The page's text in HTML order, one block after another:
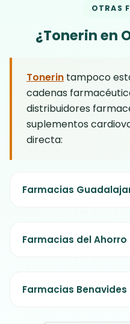
Consulta siempre a
de Tonerin.
En Farmacias
respaldamos cada
OTRAS
¿Tonerin en
Tonerin tampoco
cadenas
distribuidores
suplementos
directa:
Farmacias
Farmacias del Ahorro
Farmacias Benavides